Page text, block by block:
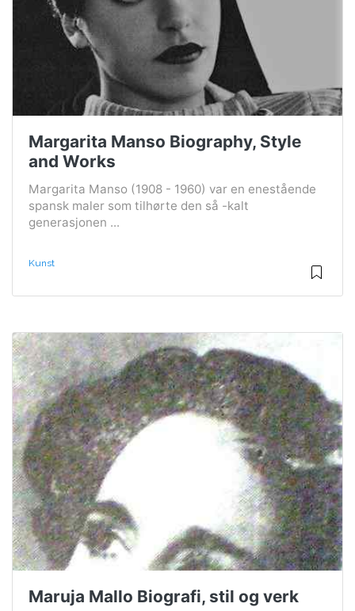
Margarita Manso Biography, Style
and Works
Margarita Manso (1908 - 1960) var en enestående
spansk maler som tilhørte den så -kalt
generasjonen ...
Kunst
Maruja Mallo Biografi, stil og verk